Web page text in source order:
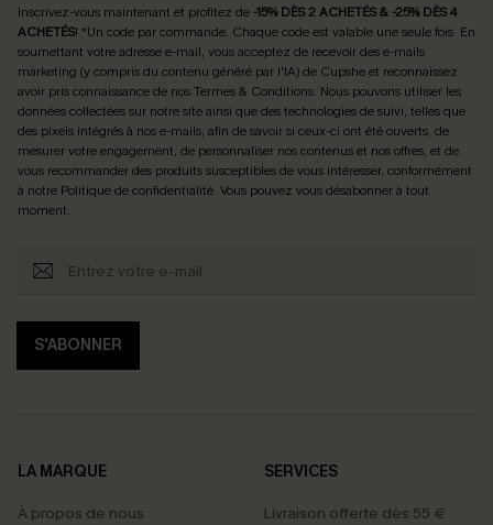
Inscrivez-vous maintenant et profitez de -15% DÈS 2 ACHETÉS & -25% DÈS 4
ACHETÉS! *Un code par commande. Chaque code est valable une seule fois. En
soumettant votre adresse e-mail, vous acceptez de recevoir des e-mails
marketing (y compris du contenu généré par l'IA) de Cupshe et reconnaissez
avoir pris connaissance de nosTermes & Conditions. Nous pouvons utiliser les
données collectées sur notre site ainsi que des technologies de suivi, telles que
des pixels intégrés à nos e-mails, afin de savoir si ceux-ci ont été ouverts, de
mesurer votre engagement, de personnaliser nos contenus et nos offres, et de
vous recommander des produits susceptibles de vous intéresser, conformément
à notre Politique de confidentialité. Vous pouvez vous désabonner à tout
moment.
S'ABONNER
LA MARQUE
À propos de nous
SERVICES
Livraison offerte dès 55 €